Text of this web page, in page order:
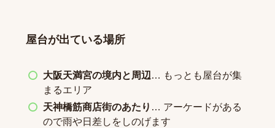
屋台が出ている場所
大阪天満宮の境内と周辺… もっとも屋台が集
まるエリア
天神橋筋商店街のあたり … アーケードがある
ので雨や日差しをしのげます